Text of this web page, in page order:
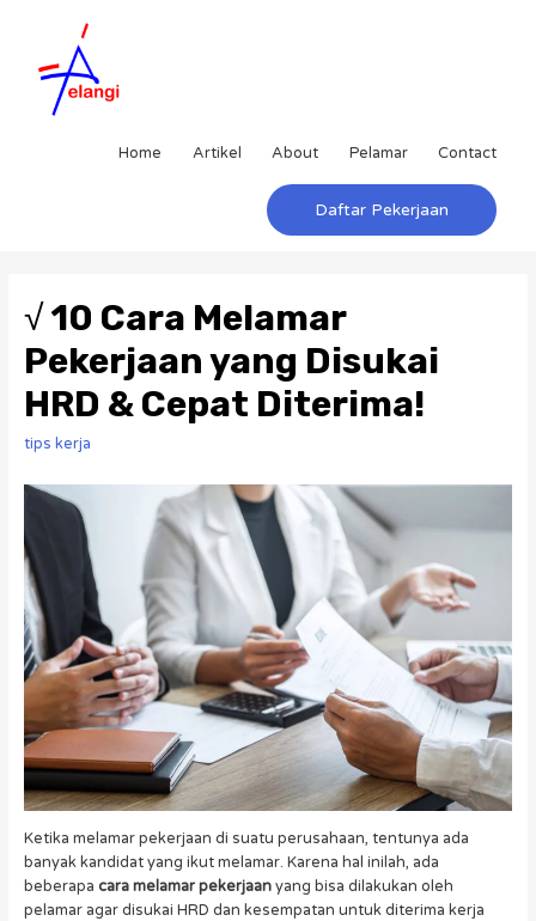
Home Artikel About Pelamar Contact
Daftar Pekerjaan
√ 10 Cara Melamar
Pekerjaan yang Disukai
HRD & Cepat Diterima!
tips kerja
Ketika melamar pekerjaan di suatu perusahaan, tentunya ada
banyak kandidat yang ikut melamar. Karena hal inilah, ada
beberapa cara melamar pekerjaan yang bisa dilakukan oleh
pelamar agar disukai HRD dan kesempatan untuk diterima kerja